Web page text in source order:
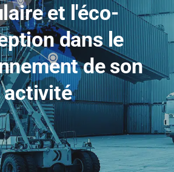
et l'éco-
dans le
de son
activité